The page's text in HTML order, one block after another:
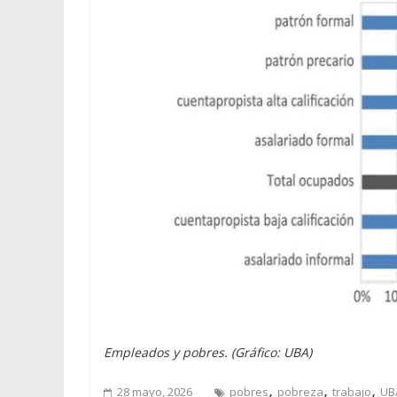
Empleados y pobres. (Gráfico: UBA)
28 mayo, 2026 pobres, pobreza, trabajo,